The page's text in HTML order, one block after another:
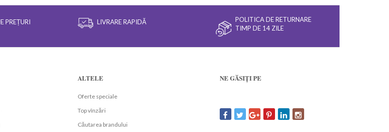
PREȚURI LIVRARE RAPIDĂ
POLITICA DE RETURNARE
TIMP DE 14 ZILE
ALTELE
Oferte speciale
Top vînzări
Căutarea brandului
NE GĂSIȚI PE